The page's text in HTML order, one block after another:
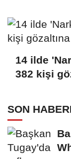
14 ilde
382 kişi
SON